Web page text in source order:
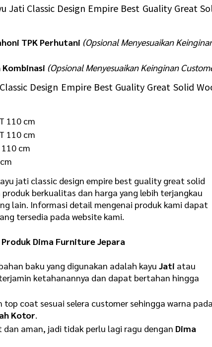
Jati Classic Design Empire Best Guality Great
TPK Perhutani (Opsional Menyesuaikan
(Opsional Menyesuaikan Keinginan
Design Empire Best Guality Great Solid
110 cm
110 cm
cm
jati classic design empire best guality great solid
berkualitas dan harga yang lebih terjangkau
lain. Informasi detail mengenai produk kami dapat
tersedia pada website kami.
Dima Furniture Jepara
baku yang digunakan adalah kayuJati atau
ketahanannya dan dapat bertahan hingga
coat sesuai selera customer sehingga warna
Kotor.
dan aman, jadi tidak perlu lagi ragu dengan Dima